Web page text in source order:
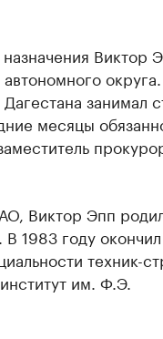
Виктор
занимал
месяцы
Виктор Эпп
1983 году окончил
техник-
им. Ф.Э.